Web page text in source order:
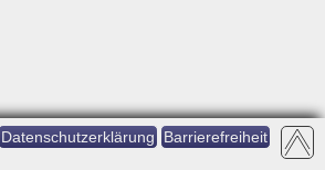
Datenschutzerklärung Barrierefreiheit